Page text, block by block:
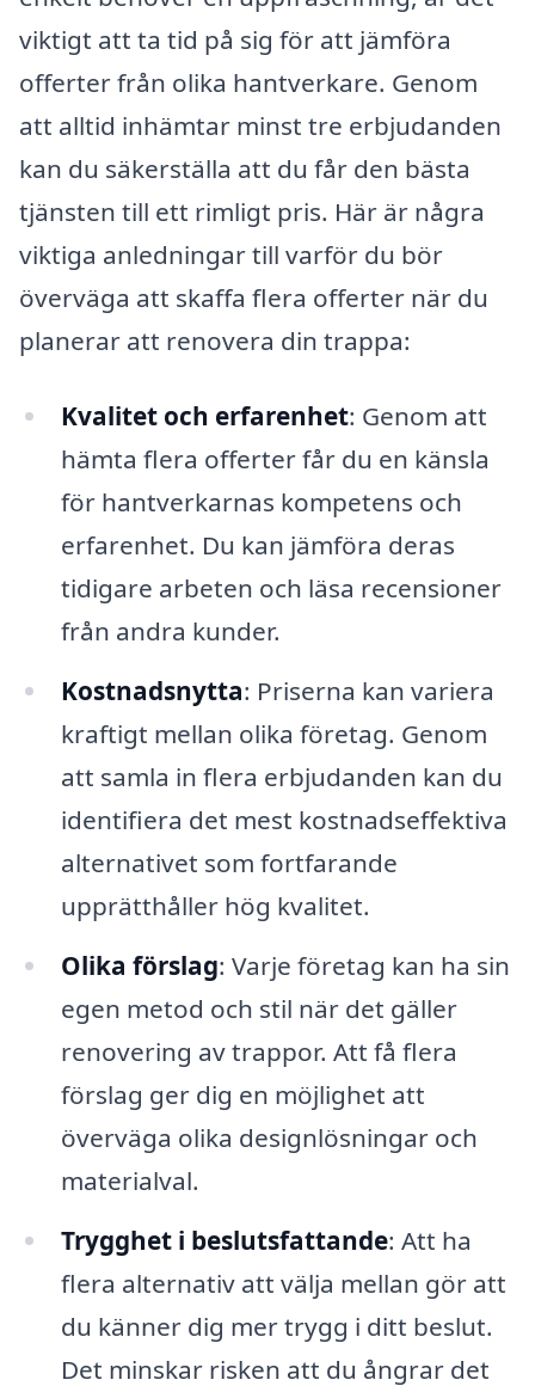
viktigt att ta tid på sig för att jämföra
offerter från olika hantverkare. Genom
att alltid inhämtar minst tre erbjudanden
kan du säkerställa att du får den bästa
tjänsten till ett rimligt pris. Här är några
viktiga anledningar till varför du bör
överväga att skaffa flera offerter när du
planerar att renovera din trappa:
Kvalitet och erfarenhet: Genom att
hämta flera offerter får du en känsla
för hantverkarnas kompetens och
erfarenhet. Du kan jämföra deras
tidigare arbeten och läsa recensioner
från andra kunder.
Kostnadsnytta: Priserna kan variera
kraftigt mellan olika företag. Genom
att samla in flera erbjudanden kan du
identifiera det mest kostnadseffektiva
alternativet som fortfarande
upprätthåller hög kvalitet.
Olika förslag: Varje företag kan ha sin
egen metod och stil när det gäller
renovering av trappor. Att få flera
förslag ger dig en möjlighet att
överväga olika designlösningar och
materialval.
Trygghet i beslutsfattande: Att ha
flera alternativ att välja mellan gör att
du känner dig mer trygg i ditt beslut.
Det minskar risken att du ångrar det